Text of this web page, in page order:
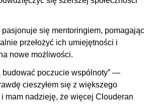
się mentoringiem, pomagając
przełożyć ich umiejętności i
nowe możliwości.
budować poczucie wspólnoty” —
cieszyłem się z większego
mam nadzieję, że więcej Clouderan